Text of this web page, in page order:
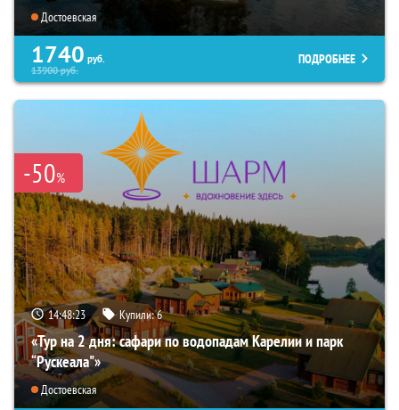
Достоевская
1740 руб.
13900руб.
ПОДРОБНЕЕ
-50%
14:48:22 Купили:6
«Тур на 2 дня: сафари по водопадам Карелии и парк
“Рускеала"»
Достоевская